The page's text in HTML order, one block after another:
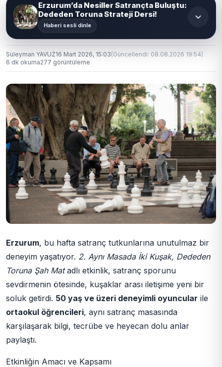
Erzurum’da Nesiller Satrançta Buluştu:
Dededen Toruna Strateji Dersi!
Haberi sesli dinle
Süleyman YAVUZ16 Mart 2026, 15:03(Güncellendi: 08.08.2026 19:54)
6 dk okuma277 görüntüleme
Erzurum, bu hafta satranç tutkunlarına unutulmaz bir
deneyim yaşatıyor. 2. Aynı Masada İki Kuşak, Dededen
Toruna Şah Matadlı etkinlik, satranç sporunu
sevdirmenin ötesinde, kuşaklar arası iletişime yeni bir
soluk getirdi. 50 yaş ve üzeri deneyimli oyuncular ile
ortaokul öğrencileri, aynı satranç masasında
karşılaşarak bilgi, tecrübe ve heyecan dolu anlar
paylaştı.
Etkinliğin Amacı ve Kapsamı